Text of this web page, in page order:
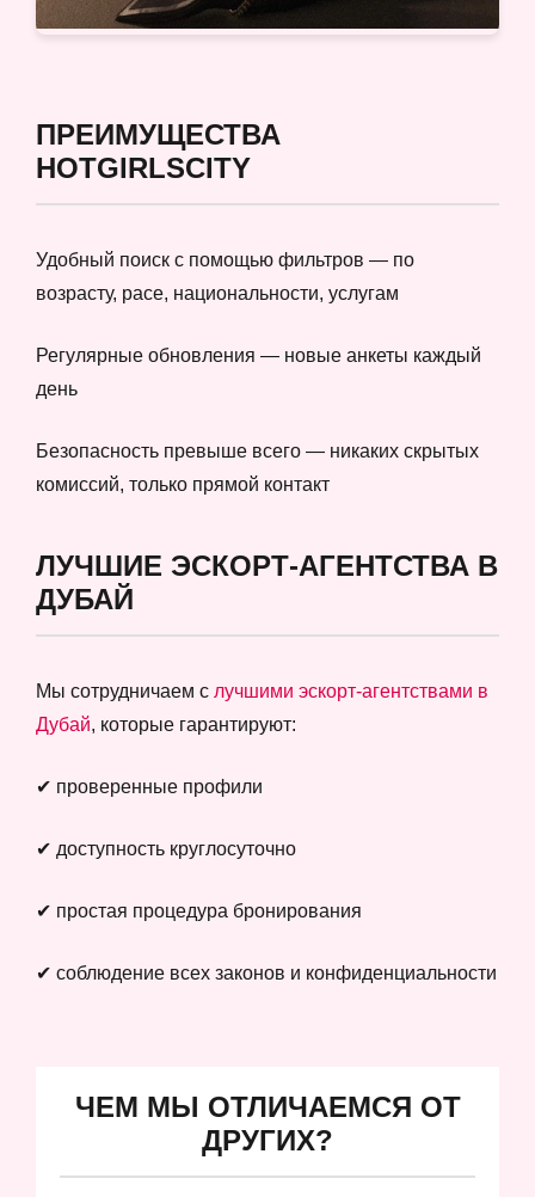
ПРЕИМУЩЕСТВА
HOTGIRLSCITY
Удобный поиск с помощью фильтров — по
возрасту, расе, национальности, услугам
Регулярные обновления — новые анкеты каждый
день
Безопасность превыше всего — никаких скрытых
комиссий, только прямой контакт
ЛУЧШИЕ ЭСКОРТ-АГЕНТСТВА В
ДУБАЙ
Мы сотрудничаем с лучшими эскорт-агентствами в
Дубай, которые гарантируют:
✔ проверенные профили
✔ доступность круглосуточно
✔ простая процедура бронирования
✔ соблюдение всех законов и конфиденциальности
ЧЕМ МЫ ОТЛИЧАЕМСЯ ОТ
ДРУГИХ?